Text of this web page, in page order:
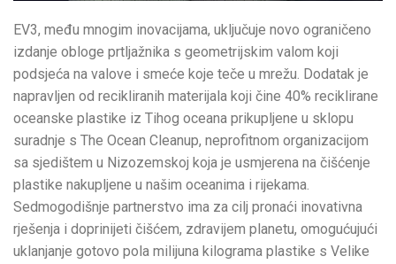
EV3, među mnogim inovacijama, uključuje novo ograničeno
izdanje obloge prtljažnika s geometrijskim valom koji
podsjeća na valove i smeće koje teče u mrežu. Dodatak je
napravljen od recikliranih materijala koji čine 40% reciklirane
oceanske plastike iz Tihog oceana prikupljene u sklopu
suradnje s The Ocean Cleanup, neprofitnom organizacijom
sa sjedištem u Nizozemskoj koja je usmjerena na čišćenje
plastike nakupljene u našim oceanima i rijekama.
Sedmogodišnje partnerstvo ima za cilj pronaći inovativna
rješenja i doprinijeti čišćem, zdravijem planetu, omogućujući
uklanjanje gotovo pola milijuna kilograma plastike s Velike